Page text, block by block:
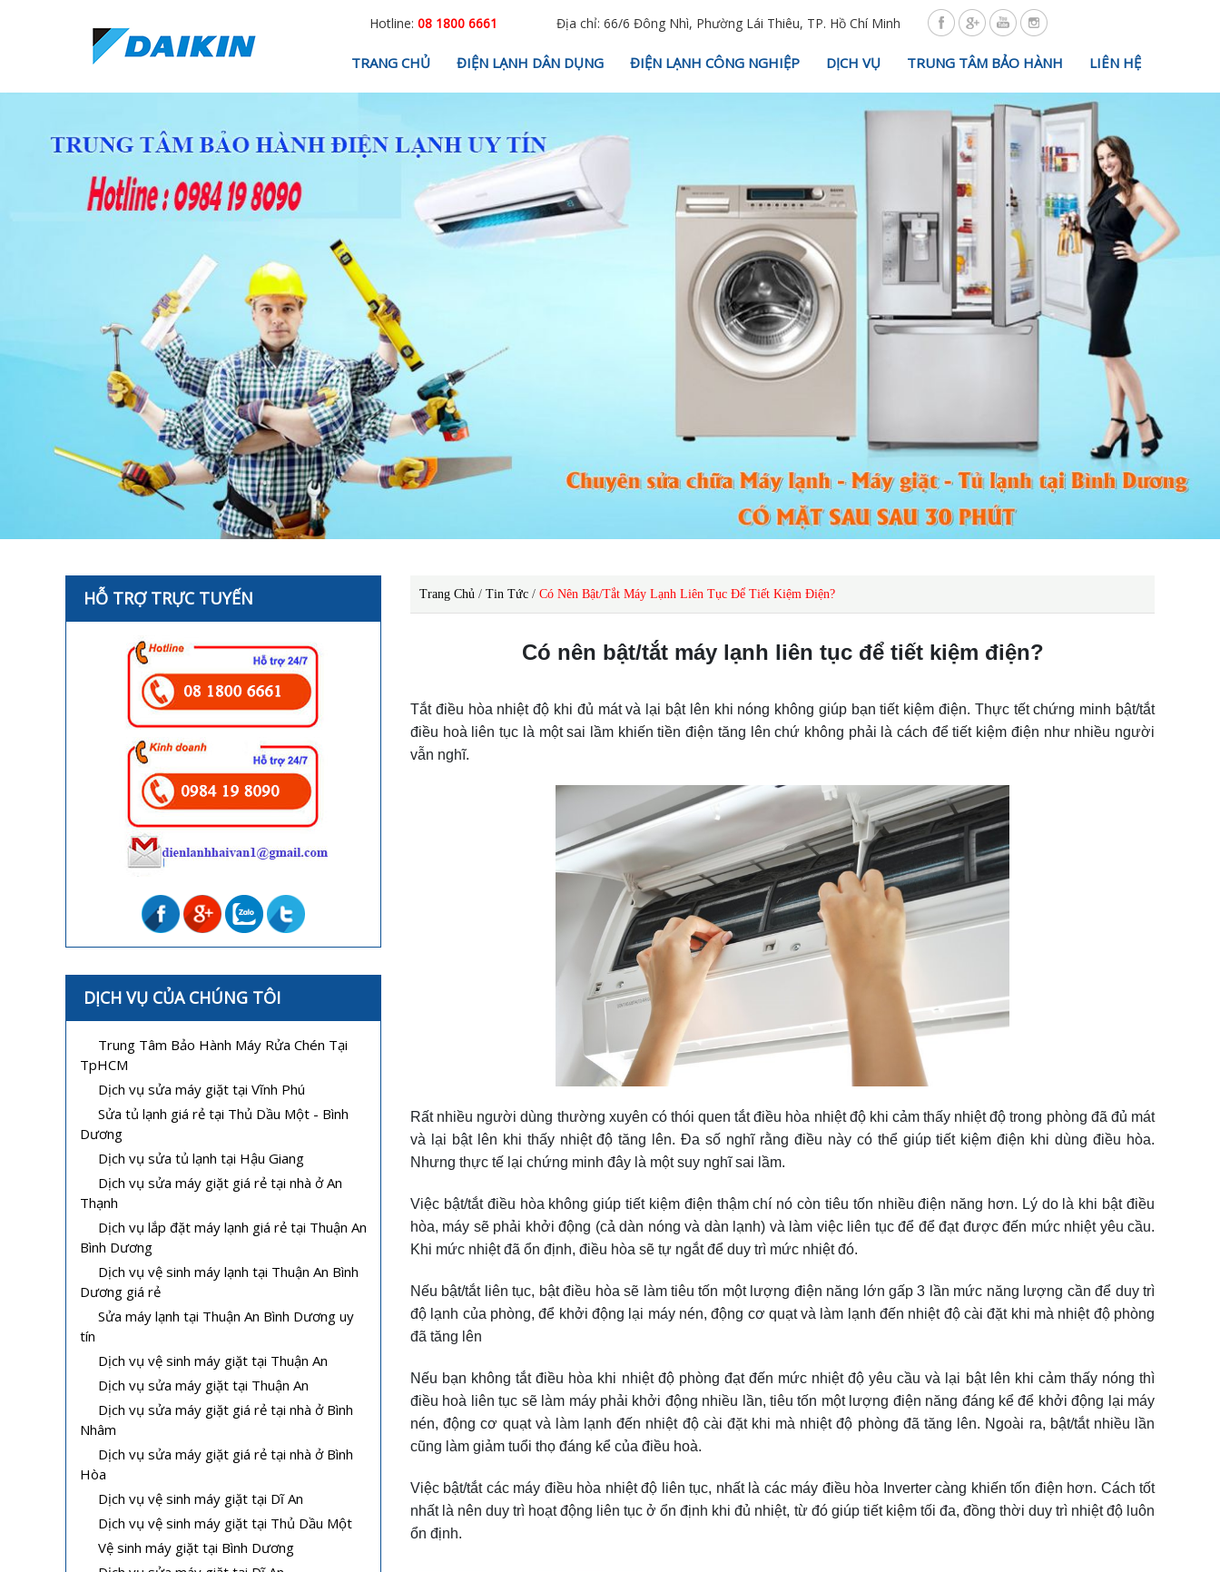
Hotline: 08 1800 6661 Địa chỉ: 66/6 Đông Nhì, Phường Lái Thiêu, TP. Hồ Chí Minh
TRANG CHỦ ĐIỆN LẠNH DÂN DỤNG ĐIỆN LẠNH CÔNG NGHIỆP DỊCH VỤ TRUNG TÂM BẢO HÀNH LIÊN HỆ
Trang Chủ / Tin Tức / Có Nên Bật/tắt Máy Lạnh Liên Tục Để Tiết Kiệm Điện?
Có nên bật/tắt máy lạnh liên tục để tiết kiệm điện?
Tắt điều hòa nhiệt độ khi đủ mát và lại bật lên khi nóng không giúp bạn tiết kiệm điện. Thực tết chứng minh bật/tắt
điều hoà liên tục là một sai lầm khiến tiền điện tăng lên chứ không phải là cách để tiết kiệm điện như nhiều người
vẫn nghĩ.
Rất nhiều người dùng thường xuyên có thói quen tắt điều hòa nhiệt độ khi cảm thấy nhiệt độ trong phòng đã đủ mát
và lại bật lên khi thấy nhiệt độ tăng lên. Đa số nghĩ rằng điều này có thể giúp tiết kiệm điện khi dùng điều hòa.
Nhưng thực tế lại chứng minh đây là một suy nghĩ sai lầm.
Việc bật/tắt điều hòa không giúp tiết kiệm điện thậm chí nó còn tiêu tốn nhiều điện năng hơn. Lý do là khi bật điều
hòa, máy sẽ phải khởi động (cả dàn nóng và dàn lạnh) và làm việc liên tục để để đạt được đến mức nhiệt yêu cầu.
Khi mức nhiệt đã ổn định, điều hòa sẽ tự ngắt để duy trì mức nhiệt đó.
Nếu bật/tắt liên tục, bật điều hòa sẽ làm tiêu tốn một lượng điện năng lớn gấp 3 lần mức năng lượng cần để duy trì
độ lạnh của phòng, để khởi động lại máy nén, động cơ quạt và làm lạnh đến nhiệt độ cài đặt khi mà nhiệt độ phòng
đã tăng lên
Nếu bạn không tắt điều hòa khi nhiệt độ phòng đạt đến mức nhiệt độ yêu cầu và lại bật lên khi cảm thấy nóng thì
điều hoà liên tục sẽ làm máy phải khởi động nhiều lần, tiêu tốn một lượng điện năng đáng kể để khởi động lại máy
nén, động cơ quạt và làm lạnh đến nhiệt độ cài đặt khi mà nhiệt độ phòng đã tăng lên. Ngoài ra, bật/tắt nhiều lần
cũng làm giảm tuổi thọ đáng kể của điều hoà.
Việc bật/tắt các máy điều hòa nhiệt độ liên tục, nhất là các máy điều hòa Inverter càng khiến tốn điện hơn. Cách tốt
nhất là nên duy trì hoạt động liên tục ở ổn định khi đủ nhiệt, từ đó giúp tiết kiệm tối đa, đồng thời duy trì nhiệt độ luôn
ổn định.
HỖ TRỢ TRỰC TUYẾN
DỊCH VỤ CỦA CHÚNG TÔI
Trung Tâm Bảo Hành Máy Rửa Chén Tại
TpHCM
Dịch vụ sửa máy giặt tại Vĩnh Phú
Sửa tủ lạnh giá rẻ tại Thủ Dầu Một - Bình
Dương
Dịch vụ sửa tủ lạnh tại Hậu Giang
Dịch vụ sửa máy giặt giá rẻ tại nhà ở An
Thạnh
Dịch vụ lắp đặt máy lạnh giá rẻ tại Thuận An
Bình Dương
Dịch vụ vệ sinh máy lạnh tại Thuận An Bình
Dương giá rẻ
Sửa máy lạnh tại Thuận An Bình Dương uy
tín
Dịch vụ vệ sinh máy giặt tại Thuận An
Dịch vụ sửa máy giặt tại Thuận An
Dịch vụ sửa máy giặt giá rẻ tại nhà ở Bình
Nhâm
Dịch vụ sửa máy giặt giá rẻ tại nhà ở Bình
Hòa
Dịch vụ vệ sinh máy giặt tại Dĩ An
Dịch vụ vệ sinh máy giặt tại Thủ Dầu Một
Vệ sinh máy giặt tại Bình Dương